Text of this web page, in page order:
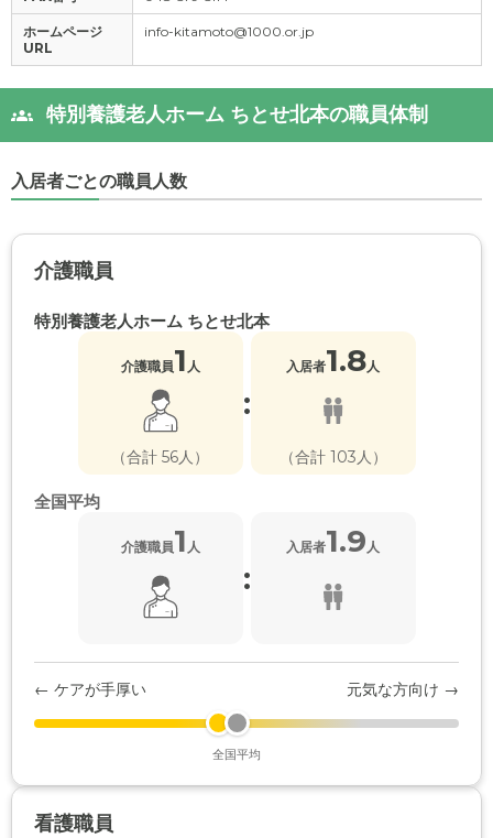
ホームページ
URL
info-kitamoto@1000.or.jp
特別養護老人ホーム ちとせ北本の職員体制
入居者ごとの職員人数
介護職員
特別養護老人ホーム ちとせ北本
介護職員1 人
（合計 56人）
:
入居者1.8人
（合計 103人）
全国平均
介護職員1 人
:
入居者1.9人
← ケアが手厚い 元気な方向け →
全国平均
看護職員